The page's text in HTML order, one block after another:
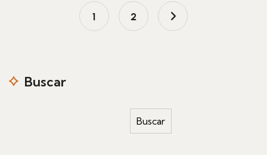
1 2
Buscar
Buscar